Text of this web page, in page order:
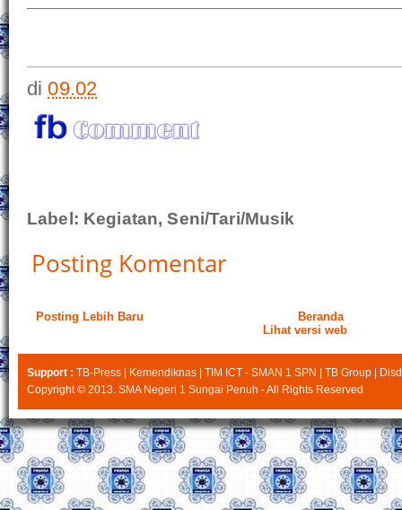
di09.02
Label: Kegiatan,Seni/Tari/Musik
Posting Komentar
Posting Lebih Baru
Beranda
Lihat versi web
Support : TB-Press Kemendiknas TIM ICT - SMAN 1 SPN TB Group
Copyright © 2013. SMA Negeri 1 Sungai Penuh - All Rights Reserved